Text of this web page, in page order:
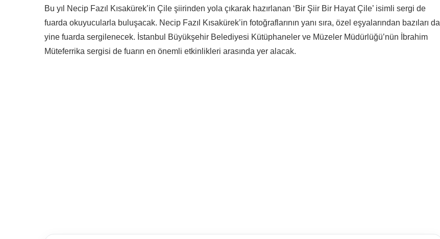
Bu yıl Necip Fazıl Kısakürek’in Çile şiirinden yola çıkarak hazırlanan ‘Bir Şiir Bir Hayat Çile’ isimli sergi de
fuarda okuyucularla buluşacak. Necip Fazıl Kısakürek’in fotoğraflarının yanı sıra, özel eşyalarından bazıları da
yine fuarda sergilenecek. İstanbul Büyükşehir Belediyesi Kütüphaneler ve Müzeler Müdürlüğü’nün İbrahim
Müteferrika sergisi de fuarın en önemli etkinlikleri arasında yer alacak.